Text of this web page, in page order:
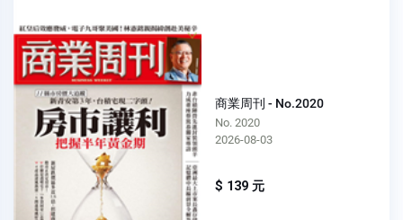
商業周刊 - No.2020
No. 2020
2026-08-03
$ 139 元